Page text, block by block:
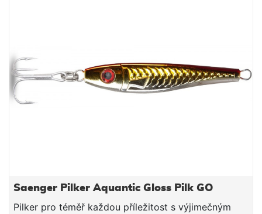
Saenger Pilker Aquantic Gloss Pilk GO
Pilker pro téměř každou příležitost s výjimečným